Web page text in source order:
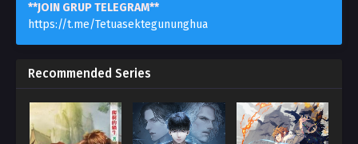
**JOIN GRUP TELEGRAM**
https://t.me/Tetuasektegununghua
Recommended Series